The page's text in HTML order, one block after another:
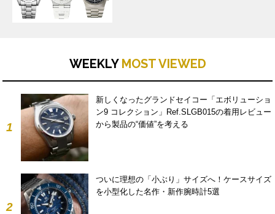
WEEKLY MOST VIEWED
1
新しくなったグランドセイコー「エボリューショ
ン9 コレクション」Ref.SLGB015の着用レビュー
から製品の“価値”を考える
2
ついに理想の「小ぶり」サイズへ！ケースサイズ
を小型化した名作・新作腕時計5選